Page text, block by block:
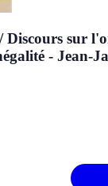
Discours sur
- Jean-